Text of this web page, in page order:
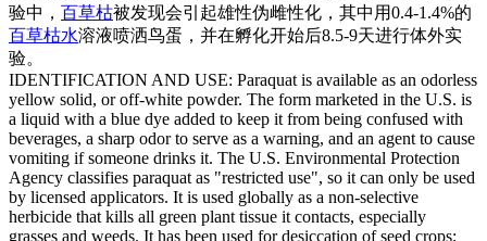
验中， 百草枯被发现会引起雄性伪雌性化，其中用0.4-1.4%的
百草枯水溶液喷洒鸟蛋，并在孵化开始后8.5-9天进行体外实
验。
IDENTIFICATION AND USE: Paraquat is available as an odorless
yellow solid, or off-white powder. The form marketed in the U.S. is
a liquid with a blue dye added to keep it from being confused with
beverages, a sharp odor to serve as a warning, and an agent to cause
vomiting if someone drinks it. The U.S. Environmental Protection
Agency classifies paraquat as "restricted use", so it can only be used
by licensed applicators. It is used globally as a non-selective
herbicide that kills all green plant tissue it contacts, especially
grasses and weeds. It has been used for desiccation of seed crops;